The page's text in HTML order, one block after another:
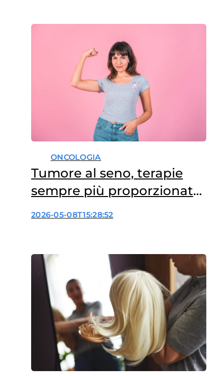
ONCOLOGIA
Tumore al seno, terapie
sempre più proporzionate
al rischio
2026-05-08T15:28:52